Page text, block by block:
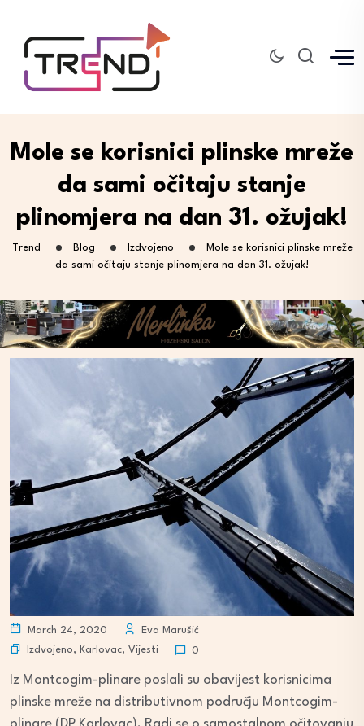
Mole se korisnici plinske mreže
da sami očitaju stanje
plinomjera na dan 31. ožujak!
Trend Blog Izdvojeno
Mole se korisnici plinske mreže
da sami očitaju stanje plinomjera na dan 31. ožujak!
March 24, 2020
Eva Marušić
Izdvojeno, Karlovac, Vijesti 0
Iz Montcogim-plinare poslali su obavijest korisnicima
plinske mreže na distributivnom području Montcogim-